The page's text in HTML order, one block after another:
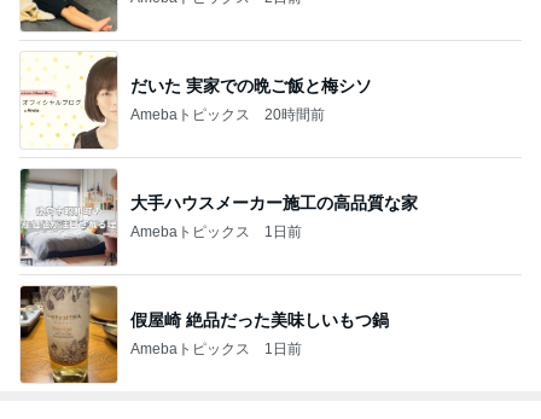
だいた 実家での晩ご飯と梅シソ
Amebaトピックス 20時間前
大手ハウスメーカー施工の高品質な家
Amebaトピックス 1日前
假屋崎 絶品だった美味しいもつ鍋
Amebaトピックス 1日前